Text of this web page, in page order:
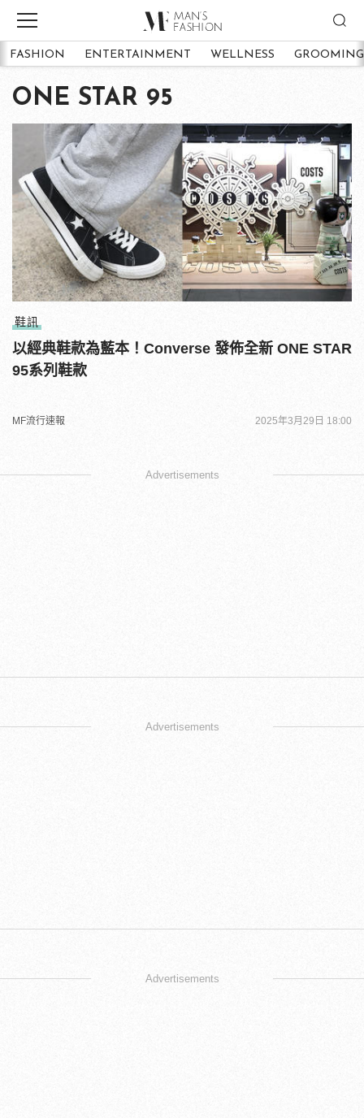
FASHION ENTERTAINMENT WELLNESS GROOMING
ONE STAR 95
鞋訊
以經典鞋款為藍本！Converse 發佈全新 ONE STAR
95系列鞋款
MF流行速報 2025年3月29日 18:00
Advertisements
Advertisements
Advertisements